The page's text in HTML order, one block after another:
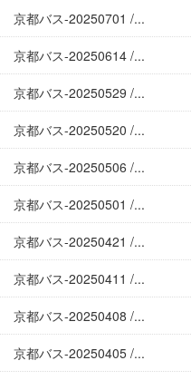
京都バス-20250701 /...
京都バス-20250614 /...
京都バス-20250529 /...
京都バス-20250520 /...
京都バス-20250506 /...
京都バス-20250501 /...
京都バス-20250421 /...
京都バス-20250411 /...
京都バス-20250408 /...
京都バス-20250405 /...